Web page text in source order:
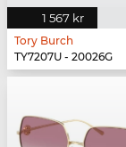
1 567 kr
Tory Burch
TY7207U - 20026G